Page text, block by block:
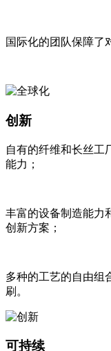
国际化的团队保障了
创新
自有的纤维和长丝工
能力；
丰富的设备制造能力
创新方案；
多种的工艺的自由组
刷。
可持续